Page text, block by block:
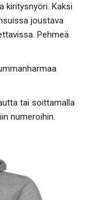
kiritysnyöri. Kaksi
joustava
Pehmeä
tai soittamalla
numeroihin.